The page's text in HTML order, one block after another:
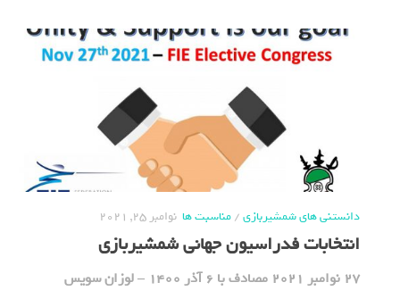
دانستنی های شمشیربازی/مناسبت ها نوامبر 25, 2021
انتخابات فدراسیون جهانی شمشیربازی
27 نوامبر 2021 مصادف با 6 آذر 1400 – لوزان سویس